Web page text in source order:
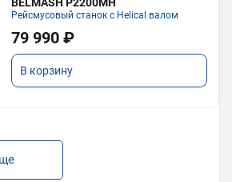
Рейсмусовый станок с Helical валом
79 990 ₽
В корзину